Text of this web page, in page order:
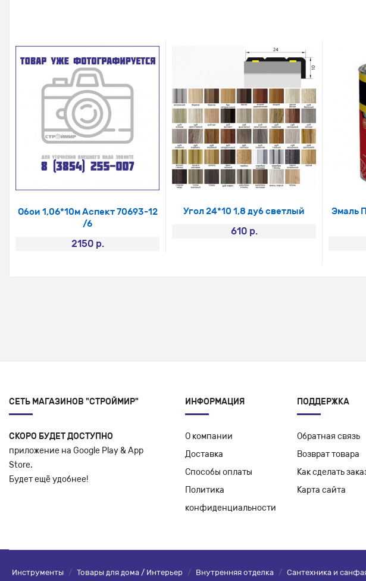
Обои 1,06*10м Аспект 70693-12
/6
2150 р.
Угол 24*10 1,8 дуб светлый
610 р.
Эмаль
СЕТЬ МАГАЗИНОВ "СТРОЙМИР"
СКОРО БУДЕТ ДОСТУПНО
приложение на Google Play & App
Store.
Будет ещё удобнее!
ИНФОРМАЦИЯ
О компании
Доставка
Способы оплаты
Политика
конфиденциальности
ПОДДЕРЖКА
Обратная связь
Возврат товара
Как сделать
Карта сайта
Инструменты / Товары для дома / Интерьер / Внутренняя отделка / Сантехника и